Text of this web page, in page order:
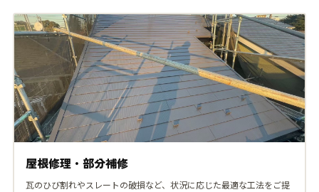
屋根修理・部分補修
瓦のひび割れやスレートの破損など、状況に応じた最適な工法をご提